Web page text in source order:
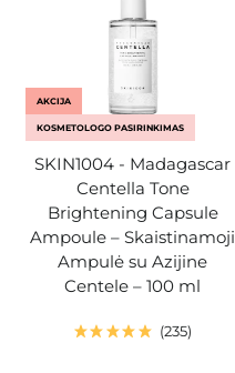
AKCIJA
KOSMETOLOGO PASIRINKIMAS
SKIN1004 - Madagascar
Centella Tone
Brightening Capsule
Ampoule – Skaistinamoji
Ampulė su Azijine
Centele – 100 ml
235